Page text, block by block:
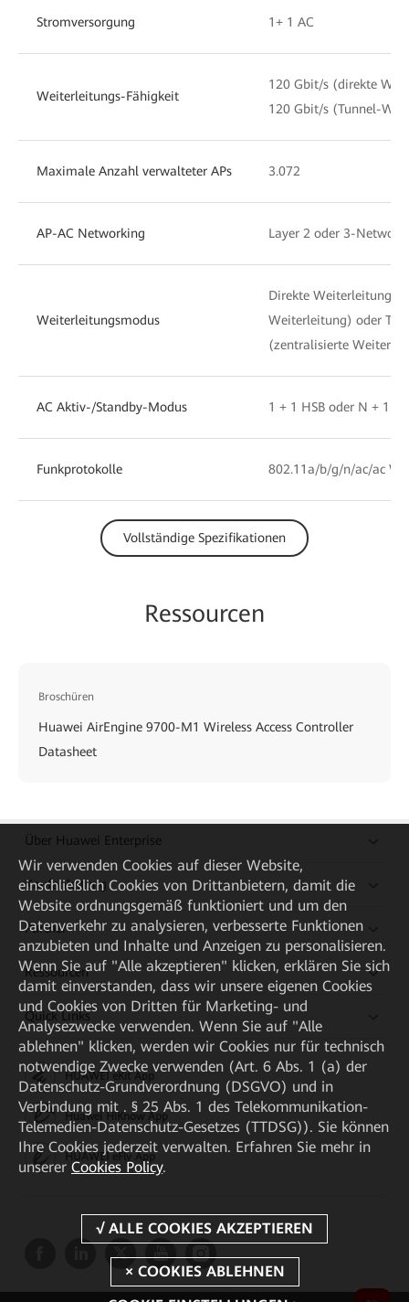
Stromversorgung 1+ 1 AC
Weiterleitungs-Fähigkeit
120 Gbit/s (direkte
120 Gbit/s (Tunnel-
Maximale Anzahl verwalteter APs 3.072
AP-AC Networking Layer 2 oder 3-
Weiterleitungsmodus
Direkte Weiterleitung
Weiterleitung) oder
(zentralisierte
AC Aktiv-/Standby-Modus 1 + 1 HSB oder N + 1
Funkprotokolle 802.11a/b/g/n/ac/ac
Vollständige Spezifikationen
Ressourcen
Broschüren
Huawei AirEngine 9700-M1 Wireless Access Controller
Datasheet
Über Huawei Enterprise
Kaufanleitung
Partner
Ressourcen
Quick Links
HUAWEI eKit App
Huawei HiKnow App
HUAWEI eFly App
Wir verwenden Cookies auf dieser Website,
einschließlich Cookies von Drittanbietern, damit die
Website ordnungsgemäß funktioniert und um den
Datenverkehr zu analysieren, verbesserte Funktionen
anzubieten und Inhalte und Anzeigen zu personalisieren.
Wenn Sie auf "Alle akzeptieren" klicken, erklären Sie sich
damit einverstanden, dass wir unsere eigenen Cookies
und Cookies von Dritten für Marketing- und
Analysezwecke verwenden. Wenn Sie auf "Alle
ablehnen" klicken, werden wir Cookies nur für technisch
notwendige Zwecke verwenden (Art. 6 Abs. 1 (a) der
Datenschutz-Grundverordnung (DSGVO) und in
Verbindung mit . § 25 Abs. 1 des Telekommunikation-
Telemedien-Datenschutz-Gesetzes (TTDSG)). Sie können
Ihre Cookies jederzeit verwalten. Erfahren Sie mehr in
unserer Cookies Policy.